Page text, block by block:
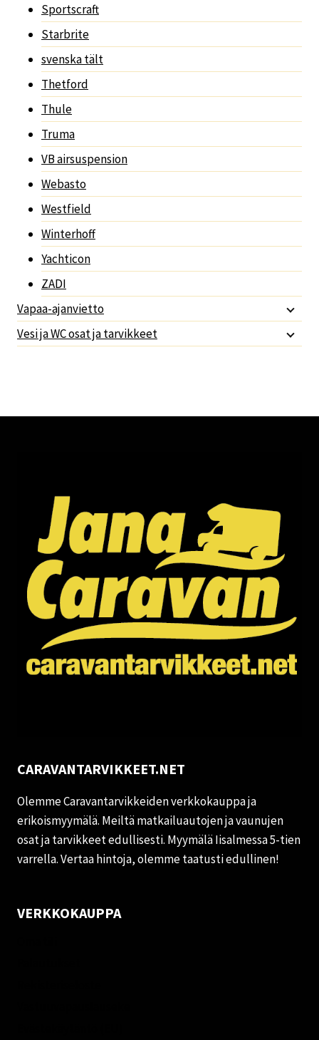
Sportscraft
Starbrite
svenska tält
Thetford
Thule
Truma
VB airsuspension
Webasto
Westfield
Winterhoff
Yachticon
ZADI
Vapaa-ajanvietto
Vesi ja WC osat ja tarvikkeet
CARAVANTARVIKKEET.NET
Olemme Caravantarvikkeiden verkkokauppa ja
erikoismyymälä. Meiltä matkailuautojen ja vaunujen
osat ja tarvikkeet edullisesti. Myymälä Iisalmessa 5-tien
varrella. Vertaa hintoja, olemme taatusti edullinen!
VERKKOKAUPPA